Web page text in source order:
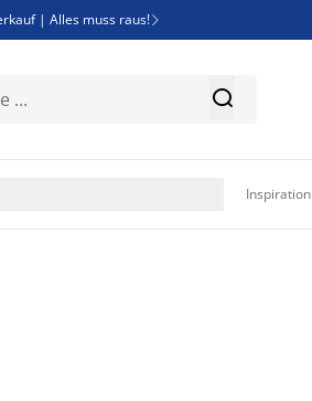
| Alles muss raus! 
Entdecke JYSK-B2B 
Inspiration